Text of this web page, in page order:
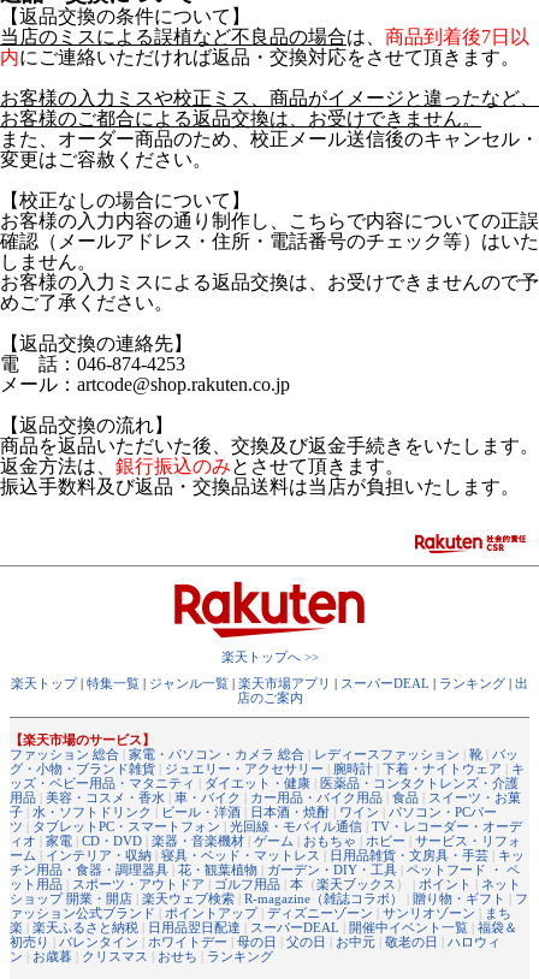
【返品交換の条件について】
当店のミスによる誤植など不良品の場合は、 商品到着後7日以
内にご連絡いただければ返品・交換対応をさせて頂きます。
お客様の入力ミスや校正ミス、商品がイメージと違ったなど、
お客様のご都合による返品交換は、お受けできません。
また、オーダー商品のため、校正メール送信後のキャンセル・
変更はご容赦ください。
【校正なしの場合について】
お客様の入力内容の通り制作し、こちらで内容についての正誤
確認（メールアドレス・住所・電話番号のチェック等）はいた
しません。
お客様の入力ミスによる返品交換は、お受けできませんので予
めご了承ください。
【返品交換の連絡先】
電 話：046-874-4253
メール：artcode@shop.rakuten.co.jp
【返品交換の流れ】
商品を返品いただいた後、交換及び返金手続きをいたします。
返金方法は、 銀行振込のみとさせて頂きます。
振込手数料及び返品・交換品送料は当店が負担いたします。
楽天トップへ >>
楽天トップ| 特集一覧 | ジャンル一覧 | 楽天市場アプリ | スーパーDEAL | ランキング | 出
店のご案内
【楽天市場のサービス】
ファッション 総合 | 家電・パソコン・カメラ 総合 | レディースファッション | 靴 | バッ
グ・小物・ブランド雑貨 | ジュエリー・アクセサリー | 腕時計 | 下着・ナイトウェア | キ
ッズ・ベビー用品・マタニティ | ダイエット・健康 | 医薬品・コンタクトレンズ・介護
用品 | 美容・コスメ・香水 | 車・バイク | カー用品・バイク用品 | 食品 | スイーツ・お菓
子 | 水・ソフトドリンク | ビール・洋酒 | 日本酒・焼酎 | ワイン | パソコン・PCパー
ツ | タブレットPC・スマートフォン | 光回線・モバイル通信 | TV・レコーダー・オーデ
ィオ | 家電 | CD・DVD | 楽器・音楽機材 | ゲーム | おもちゃ | ホビー | サービス・リフォ
ーム | インテリア・収納 | 寝具・ベッド・マットレス | 日用品雑貨・文房具・手芸 | キッ
チン用品・食器・調理器具 | 花・観葉植物 | ガーデン・DIY・工具 | ペットフード ・ ペ
ット用品 | スポーツ・アウトドア | ゴルフ用品 | 本 （楽天ブックス ） | ポイント | ネット
ショップ 開業・開店 | 楽天ウェブ検索 | R-magazine（雑誌コラボ） | 贈り物・ギフト | フ
ァッション公式ブランド | ポイントアップ| ディズニーゾーン | サンリオゾーン | まち
楽 | 楽天ふるさと納税 | 日用品翌日配達 | スーパーDEAL | 開催中イベント一覧 | 福袋＆
初売り | バレンタイン | ホワイトデー | 母の日 | 父の日 | お中元 | 敬老の日 | ハロウィ
ン | お歳暮 | クリスマス | おせち | ランキング